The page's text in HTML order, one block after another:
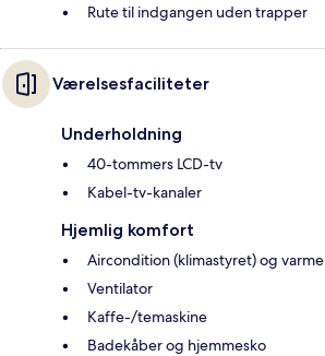
Rute til indgangen uden trapper
Værelsesfaciliteter
Underholdning
40-tommers LCD-tv
Kabel-tv-kanaler
Hjemlig komfort
Aircondition (klimastyret) og varme
Ventilator
Kaffe-/temaskine
Badekåber og hjemmesko